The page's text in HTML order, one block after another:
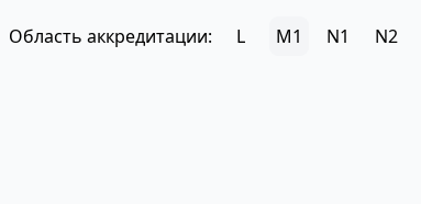
Область аккредитации: L M1 N1 N2